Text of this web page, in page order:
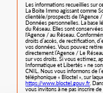
Les informations recueillies sur
La Boite Immo agissant comme
clientèle/prospects de l'Agence /
Données personnelles. La base
du Réseau. Elles sont
l'Agence / au Réseau.
droits d’accès, de rectification,
vos données. Vous pouvez
directement l’Agence / Le
sur vos droits. Si vous estimez,
Informatique et Libertés » ne
CNIL. Nous vous informons de
téléphonique « Bloctel », sur
https://www.bloctel.gouv.fr.
vous invitons à ne pas inscrire